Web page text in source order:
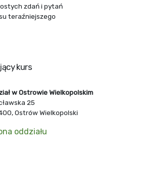
zdań i pytań
teraźniejszego
kurs
w Ostrowie Wielkopolskim
25
Ostrów Wielkopolski
oddziału